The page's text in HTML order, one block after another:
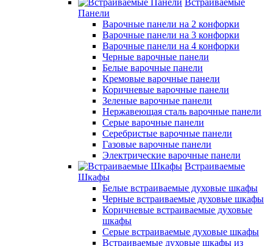
Встраиваемые
Панели
Варочные панели на 2 конфорки
Варочные панели на 3 конфорки
Варочные панели на 4 конфорки
Черные варочные панели
Белые варочные панели
Кремовые варочные панели
Коричневые варочные панели
Зеленые варочные панели
Нержавеющая сталь варочные панели
Серые варочные панели
Серебристые варочные панели
Газовые варочные панели
Электрические варочные панели
Встраиваемые
Шкафы
Белые встраиваемые духовые шкафы
Черные встраиваемые духовые шкафы
Коричневые встраиваемые духовые
шкафы
Серые встраиваемые духовые шкафы
Встраиваемые духовые шкафы из